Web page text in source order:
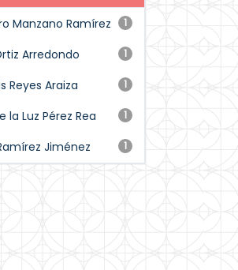
1
Manzano Ramírez
1
Arredondo
1
Reyes Araiza
1
la Luz Pérez Rea
1
Jiménez